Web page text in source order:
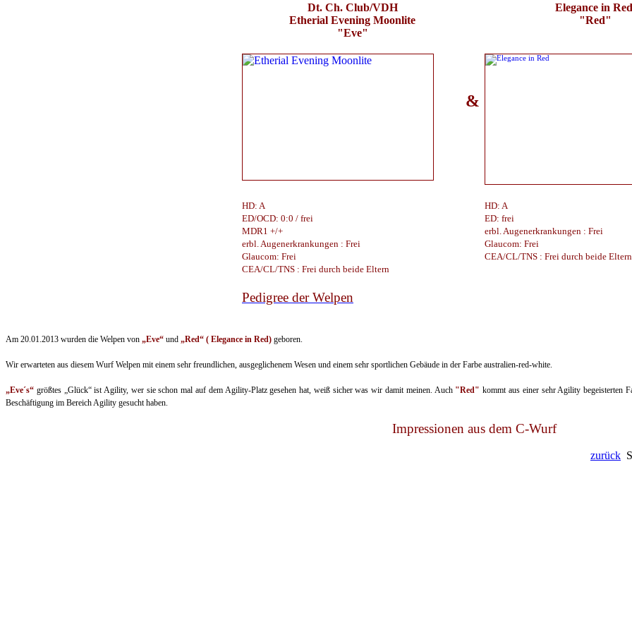
Dt. Ch. Club/VDH
Etherial Evening Moonlite
"Eve"
Elegance in
"Red"
&
HD: A
ED/OCD: 0:0 / frei
MDR1 +/+
erbl. Augenerkrankungen : Frei
Glaucom: Frei
CEA/CL/TNS : Frei durch beide Eltern
HD: A
ED: frei
erbl. Augenerkrankungen : Frei
Glaucom: Frei
CEA/CL/TNS : Frei durch beide Eltern
Pedigree der Welpen
Am 20.01.2013 wurden die Welpen von „Eve“ und „Red“ ( Elegance in Red) geboren.
Wir erwarteten aus diesem Wurf Welpen mit einem sehr freundlichen, ausgeglichenem Wesen und einem sehr sportlichen Gebäude in der Farbe australien-red-white.
„Eve´s“ größtes „Glück“ ist Agility, wer sie schon mal auf dem Agility-Platz gesehen hat, weiß sicher was wir damit meinen. Auch "Red" kommt aus einer sehr Agility begeisterten
Beschäftigung im Bereich Agility gesucht haben.
Impressionen aus dem C-Wurf
zurück